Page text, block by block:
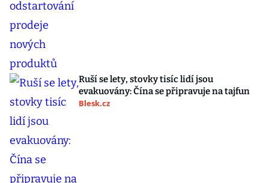
Ruší se lety, stovky tisíc lidí jsou
evakuovány: Čína se připravuje na tajfun
Blesk.cz